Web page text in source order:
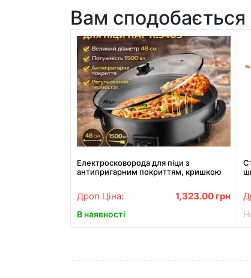
Вам сподобається
Електросковорода для піци з
антипригарним покриттям, кришкою
Дроп Ціна: 1,323.00 грн
В наявності